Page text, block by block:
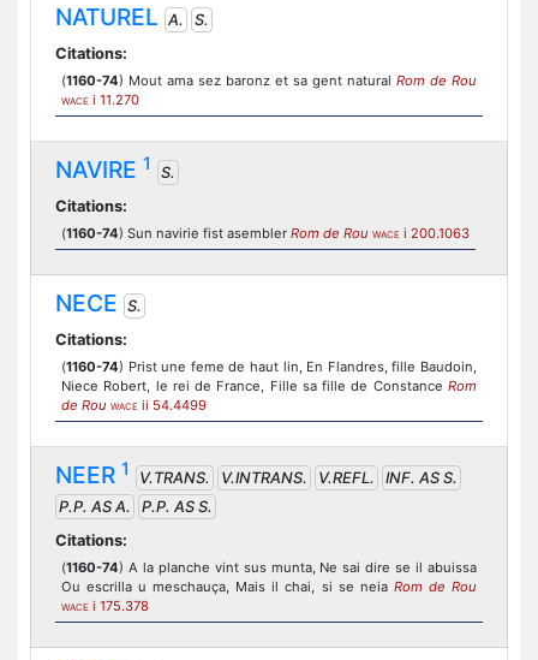
NATUREL A.
S.
Citations:
(1160-74) Mout ama sez baronz et sa gent natural Rom de Rou
WACE i 11.270
NAVIRE 1
S.
Citations:
(1160-74) Sun navirie fist asembler Rom de Rou WACE i 200.1063
NECE S.
Citations:
(1160-74) Prist une feme de haut lin, En Flandres, fille Baudoin,
Niece Robert, le rei de France, Fille sa fille de Constance Rom
de Rou WACE ii 54.4499
NEER 1 V.TRANS. V.INTRANS. V.REFL.
INF. AS S.
P.P. AS A.
P.P. AS S.
Citations:
(1160-74) A la planche vint sus munta, Ne sai dire se il abuissa
Ou escrilla u meschauça, Mais il chai, si se neia Rom de Rou
WACE i 175.378